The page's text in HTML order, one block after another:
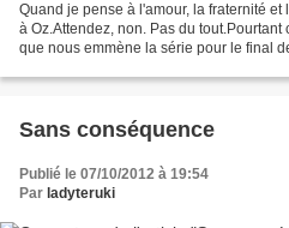
Quand je pense à l'amour, la fraternité
à Oz.Attendez, non. Pas du
que nous emmène la série pour le final
Sans conséquence
Publié le 07/10/2012 à 19:54
Par ladyteruki